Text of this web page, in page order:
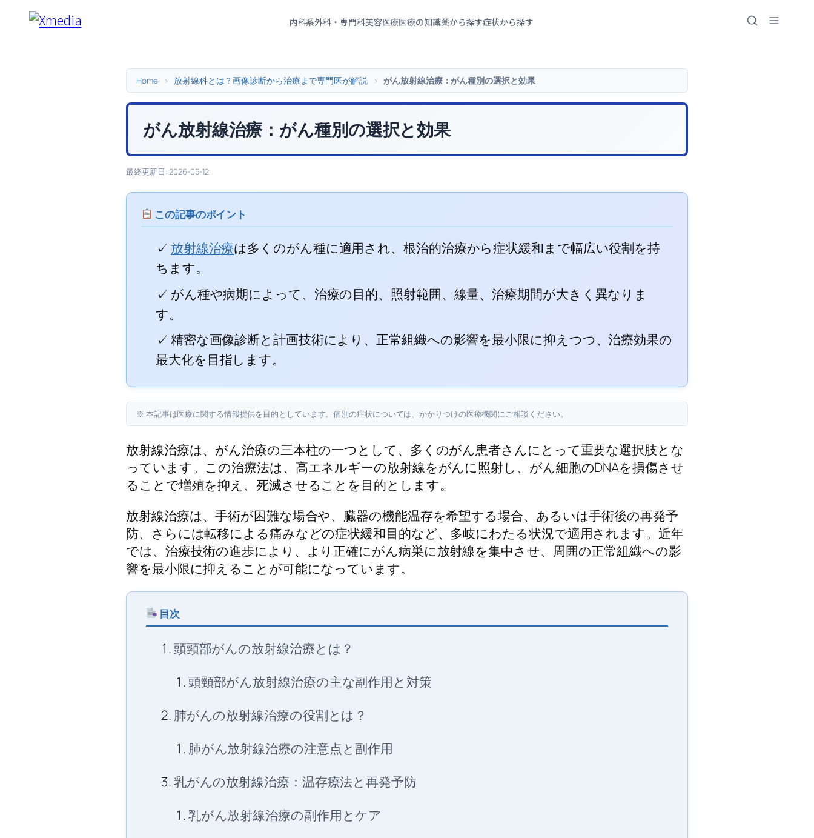
内科系外科・専門科美容医療医療の知識薬から探す症状から探す
Home > 放射線科とは？画像診断から治療まで専門医が解説 > がん放射線治療：がん種別の選択と効果
がん放射線治療：がん種別の選択と効果
最終更新日: 2026-05-12
この記事のポイント
✓ 放射線治療は多くのがん種に適用され、根治的治療から症状緩和まで幅広い役割を持
ちます。
✓ がん種や病期によって、治療の目的、照射範囲、線量、治療期間が大きく異なりま
す。
✓ 精密な画像診断と計画技術により、正常組織への影響を最小限に抑えつつ、治療効果の
最大化を目指します。
※ 本記事は医療に関する情報提供を目的としています。個別の症状については、かかりつけの医療機関にご相談ください。
放射線治療は、がん治療の三本柱の一つとして、多くのがん患者さんにとって重要な選択肢とな
っています。この治療法は、高エネルギーの放射線をがんに照射し、がん細胞のDNAを損傷させ
ることで増殖を抑え、死滅させることを目的とします。
放射線治療は、手術が困難な場合や、臓器の機能温存を希望する場合、あるいは手術後の再発予
防、さらには転移による痛みなどの症状緩和目的など、多岐にわたる状況で適用されます。近年
では、治療技術の進歩により、より正確にがん病巣に放射線を集中させ、周囲の正常組織への影
響を最小限に抑えることが可能になっています。
目次
頭頸部がんの放射線治療とは？
頭頸部がん放射線治療の主な副作用と対策
肺がんの放射線治療の役割とは？
肺がん放射線治療の注意点と副作用
乳がんの放射線治療：温存療法と再発予防
乳がん放射線治療の副作用とケア